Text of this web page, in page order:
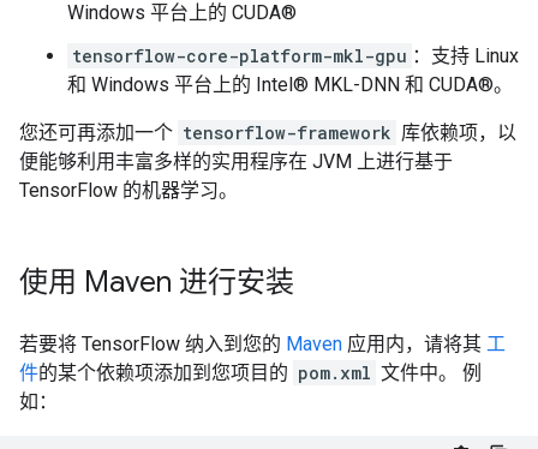
Windows 平台上的 CUDA®
tensorflow-core-platform-mkl-gpu ：支持 Linux
和 Windows 平台上的 Intel® MKL-DNN 和 CUDA®。
您还可再添加一个 tensorflow-framework 库依赖项，以
便能够利用丰富多样的实用程序在 JVM 上进行基于
TensorFlow 的机器学习。
使用 Maven 进行安装
若要将 TensorFlow 纳入到您的 Maven 应用内，请将其 工
件的某个依赖项添加到您项目的 pom.xml 文件中。 例
如：